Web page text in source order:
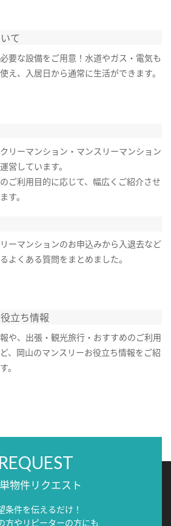
て
要な設備をご用意！水道やガス・電気も
え、入居日から通常に生活ができます。
リーマンション・マンスリーマンション
営しています。
ご利用目的に応じて、幅広くご紹介させ
す。
ーマンションのお申込みから入退去など
よくある質問をまとめました。
立ち情報
や、出張・観光旅行・おすすめのご利用
、岡山のマンスリーお役立ち情報をご紹
。
REQUEST
物件リクエスト
条件を伝えるだけ！
方やリピーターの方にも